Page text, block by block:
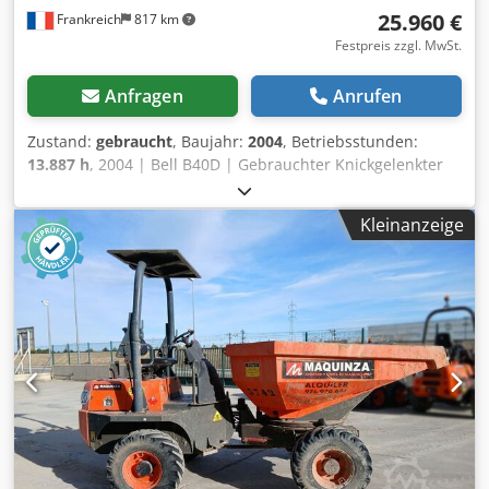
Frankreich 817 km 25.960 €
Festpreis zzgl. MwSt.
Anfragen Anrufen
Zustand: gebraucht, Baujahr: 2004, Betriebsstunden:
13.887 h, 2004 | Bell B40D | Gebrauchter Knickgelenkter
Muldenkipper | 13887 hours | 937792 kms 📍Location:
Frankreich 🚛 Delivery available to your destination – Use
our shipping calculator to estimate transport costs! 💰 Buy
Now for EUR 26000 or Make an Offer. Payment at delivery
available for an affordable fee (subject to approval)* 👷‍♂️
Inspected by an independent expert 58 Inspektionspunkte
56 genehmigt ✅ 2 unvollkommene ℹ️ 0 Ausgaben ⚠️ 📌
Inspector's Comment: Maschine hauptsächlich für Teile.
Das Kardangelenk, das die Hydraulikpumpe antreibt, ist
beschädigt, daher sind einige Reparaturen notwendig,
aber viele Teile sind in gutem Zustand. 📄 Want to see the
full inspection, extra photos, or a video? Tip: The reference
"40966 Equippo" is commonly used when looking up more
Kleinanzeige